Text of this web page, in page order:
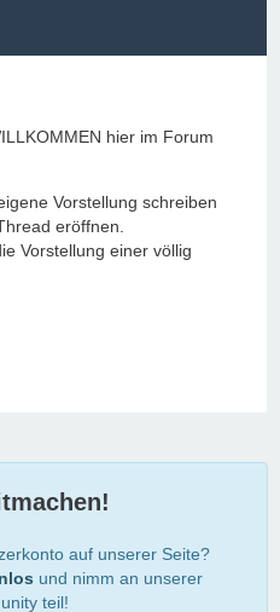
hier im Forum
Vorstellung schreiben
eröffnen.
Vorstellung einer völlig
auf unserer Seite?
und nimm an unserer
teil!